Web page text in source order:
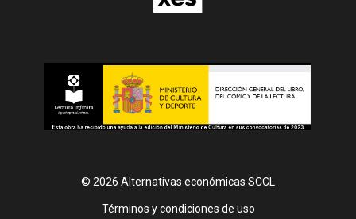
© 2026 Alternativas económicas SCCL
Footer
Términos y condiciones de uso